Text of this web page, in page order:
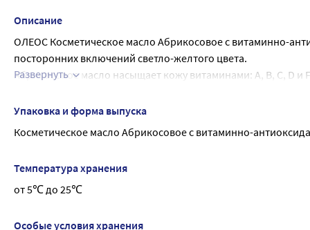
Описание
ОЛЕОС Косметическое масло Абрикосовое с витаминно-
посторонних включений светло-желтого цвета.
Абрикосовое масло насыщает кожу витаминами: A, B, C, D
Развернуть
Упаковка и форма выпуска
Косметическое масло Абрикосовое с витаминно-
Температура хранения
от 5℃ до 25℃
Особые условия хранения